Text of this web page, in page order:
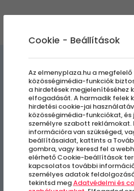
Hotel Centrale
Mestre***
Külföldi
Mestre, Olaszország
Cookie - Beállítások
Az elmenyplaza.hu a
közösségimédia-funkciók
a hirdetések megjelenítéséhez
elfogadását. A harmadik felek
hirdetési cookie-jai
közösségimédia-funkciókat, és
személyre szabott reklámokat.
információra van szükséged,
beállításaidat, kattints a
gombra, vagy keresd fel a
elérhető Cookie-beállítások
kapcsolatos további
személyes adatok
tekintsd megAdatvédelmi és